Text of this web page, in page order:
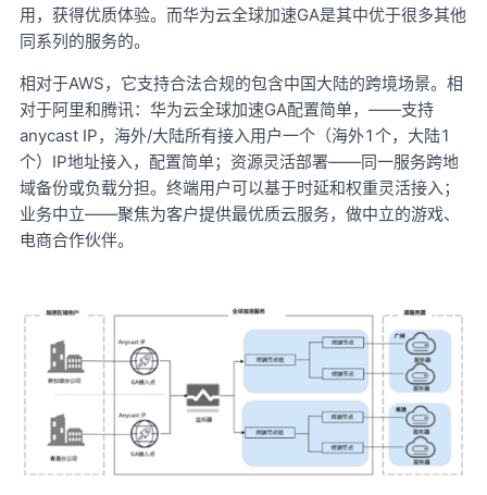
用，获得优质体验。而华为云全球加速GA是其中优于很多其他
同系列的服务的。
相对于AWS，它支持合法合规的包含中国大陆的跨境场景。相
对于阿里和腾讯：华为云全球加速GA配置简单，——支持
anycast IP，海外/大陆所有接入用户一个（海外1个，大陆1
个）IP地址接入，配置简单；资源灵活部署——同一服务跨地
域备份或负载分担。终端用户可以基于时延和权重灵活接入；
业务中立——聚焦为客户提供最优质云服务，做中立的游戏、
电商合作伙伴。